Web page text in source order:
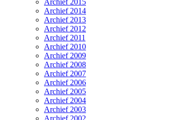
Archief 2015
Archief 2014
Archief 2013
Archief 2012
Archief 2011
Archief 2010
Archief 2009
Archief 2008
Archief 2007
Archief 2006
Archief 2005
Archief 2004
Archief 2003
Archief 2002